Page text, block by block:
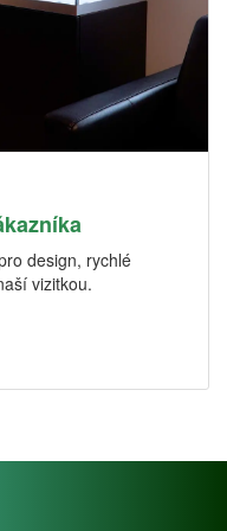
design, rychlé
vizitkou.